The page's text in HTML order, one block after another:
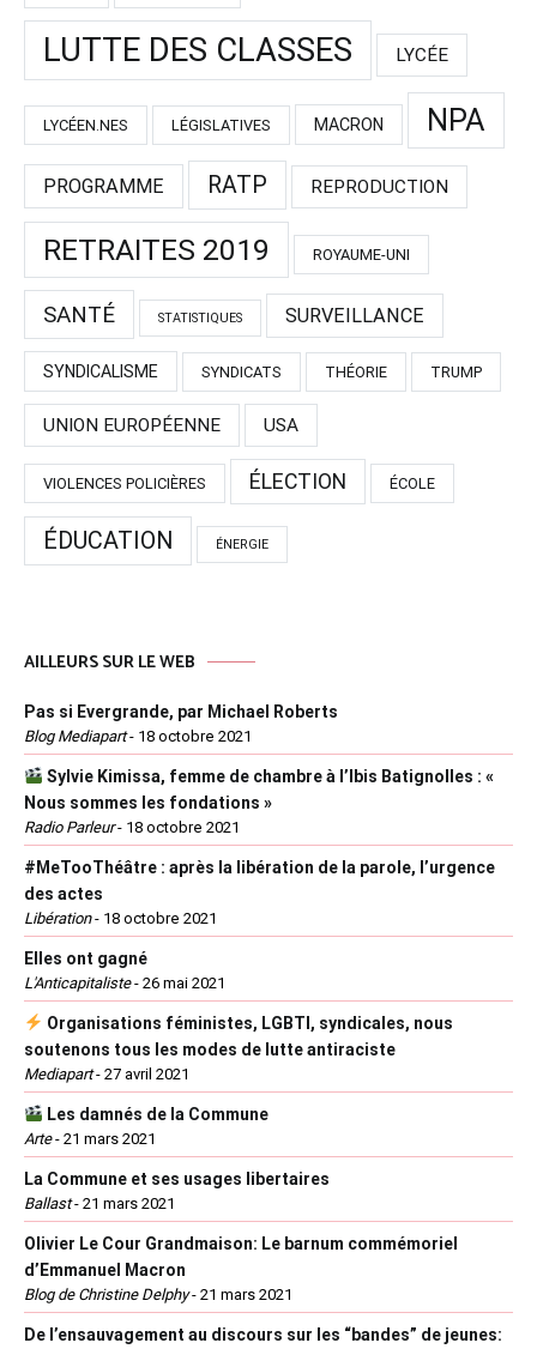
LUTTE DES CLASSES LYCÉE
LYCÉEN.NES LÉGISLATIVES MACRON NPA
PROGRAMME RATP REPRODUCTION
RETRAITES 2019 ROYAUME-UNI
SANTÉ STATISTIQUES SURVEILLANCE
SYNDICALISME SYNDICATS THÉORIE TRUMP
UNION EUROPÉENNE USA
VIOLENCES POLICIÈRES ÉLECTION ÉCOLE
ÉDUCATION ÉNERGIE
AILLEURS SUR LE WEB
Pas si Evergrande, par Michael Roberts
Blog Mediapart- 18 octobre 2021
Sylvie Kimissa, femme de chambre à l’Ibis Batignolles : «
Nous sommes les fondations »
Radio Parleur- 18 octobre 2021
#MeTooThéâtre : après la libération de la parole, l’urgence
des actes
Libération- 18 octobre 2021
Elles ont gagné
L'Anticapitaliste- 26 mai 2021
Organisations féministes, LGBTI, syndicales, nous
soutenons tous les modes de lutte antiraciste
Mediapart- 27 avril 2021
Les damnés de la Commune
Arte- 21 mars 2021
La Commune et ses usages libertaires
Ballast- 21 mars 2021
Olivier Le Cour Grandmaison: Le barnum commémoriel
d’Emmanuel Macron
Blog de Christine Delphy- 21 mars 2021
De l’ensauvagement au discours sur les “bandes” de jeunes: